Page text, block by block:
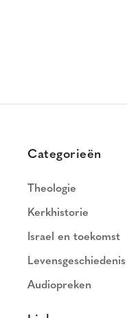
Categorieën
Theologie
Kerkhistorie
Israel en toekomst
Levensgeschiedenis
Audiopreken